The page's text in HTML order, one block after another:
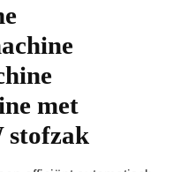
met
stofzak